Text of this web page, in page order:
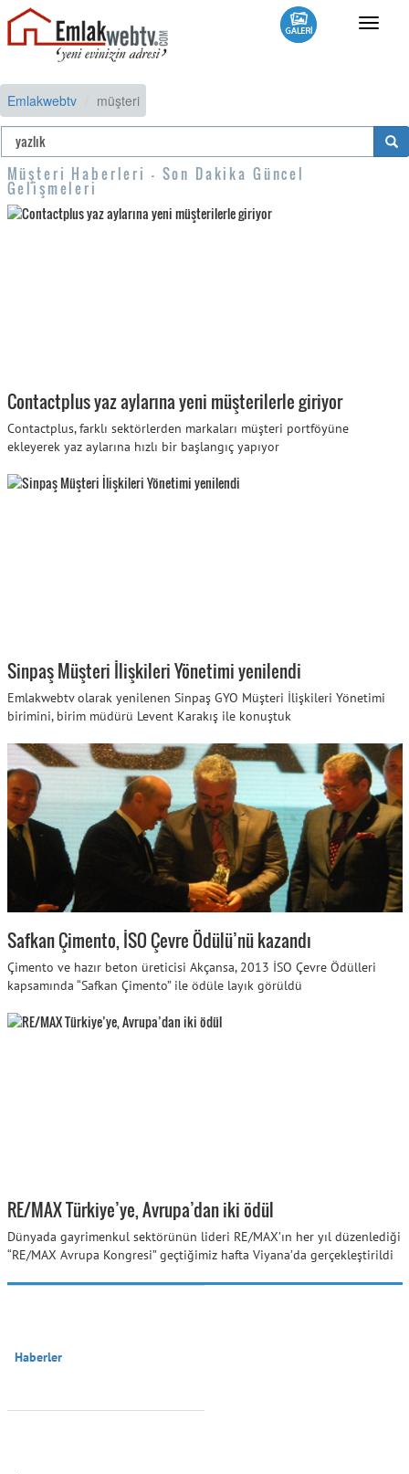
Toggle
Emlakwebtv müşteri
Müşteri Haberleri - Son Dakika Güncel
Gelişmeleri
Contactplus yaz aylarına yeni müşterilerle giriyor
Contactplus, farklı sektörlerden markaları müşteri portföyüne
ekleyerek yaz aylarına hızlı bir başlangıç yapıyor
Sinpaş Müşteri İlişkileri Yönetimi yenilendi
Emlakwebtv olarak yenilenen Sinpaş GYO Müşteri İlişkileri Yönetimi
birimini, birim müdürü Levent Karakış ile konuştuk
Safkan Çimento, İSO Çevre Ödülü’nü kazandı
Çimento ve hazır beton üreticisi Akçansa, 2013 İSO Çevre Ödülleri
kapsamında “Safkan Çimento” ile ödüle layık görüldü
RE/MAX Türkiye’ye, Avrupa’dan iki ödül
Dünyada gayrimenkul sektörünün lideri RE/MAX’ın her yıl düzenlediği
“RE/MAX Avrupa Kongresi” geçtiğimiz hafta Viyana’da gerçekleştirildi
Haberler